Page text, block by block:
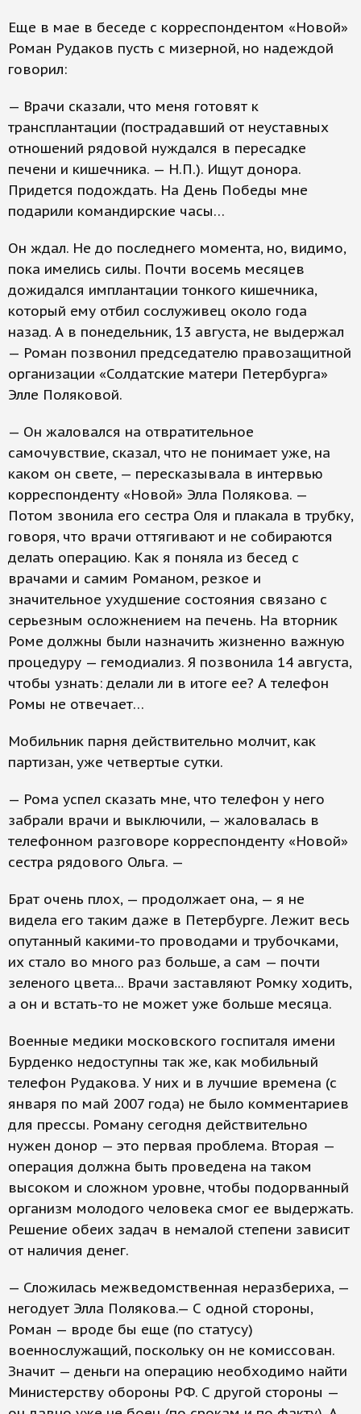
Еще в мае в беседе с корреспондентом «Новой»
Роман Рудаков пусть с мизерной, но надеждой
говорил:
— Врачи сказали, что меня готовят к
трансплантации (пострадавший от неуставных
отношений рядовой нуждался в пересадке
печени и кишечника. — Н.П.). Ищут донора.
Придется подождать. На День Победы мне
подарили командирские часы…
Он ждал. Не до последнего момента, но, видимо,
пока имелись силы. Почти восемь месяцев
дожидался имплантации тонкого кишечника,
который ему отбил сослуживец около года
назад. А в понедельник, 13 августа, не выдержал
— Роман позвонил председателю правозащитной
организации «Солдатские матери Петербурга»
Элле Поляковой.
— Он жаловался на отвратительное
самочувствие, сказал, что не понимает уже, на
каком он свете, — пересказывала в интервью
корреспонденту «Новой» Элла Полякова. —
Потом звонила его сестра Оля и плакала в трубку,
говоря, что врачи оттягивают и не собираются
делать операцию. Как я поняла из бесед с
врачами и самим Романом, резкое и
значительное ухудшение состояния связано с
серьезным осложнением на печень. На вторник
Роме должны были назначить жизненно важную
процедуру — гемодиализ. Я позвонила 14 августа,
чтобы узнать: делали ли в итоге ее? А телефон
Ромы не отвечает…
Мобильник парня действительно молчит, как
партизан, уже четвертые сутки.
— Рома успел сказать мне, что телефон у него
забрали врачи и выключили, — жаловалась в
телефонном разговоре корреспонденту «Новой»
сестра рядового Ольга. —
Брат очень плох, — продолжает она, — я не
видела его таким даже в Петербурге. Лежит весь
опутанный какими-то проводами и трубочками,
их стало во много раз больше, а сам — почти
зеленого цвета... Врачи заставляют Ромку ходить,
а он и встать-то не может уже больше месяца.
Военные медики московского госпиталя имени
Бурденко недоступны так же, как мобильный
телефон Рудакова. У них и в лучшие времена (с
января по май 2007 года) не было комментариев
для прессы. Роману сегодня действительно
нужен донор — это первая проблема. Вторая —
операция должна быть проведена на таком
высоком и сложном уровне, чтобы подорванный
организм молодого человека смог ее выдержать.
Решение обеих задач в немалой степени зависит
от наличия денег.
— Сложилась межведомственная неразбериха, —
негодует Элла Полякова.— С одной стороны,
Роман — вроде бы еще (по статусу)
военнослужащий, поскольку он не комиссован.
Значит — деньги на операцию необходимо найти
Министерству обороны РФ. С другой стороны —